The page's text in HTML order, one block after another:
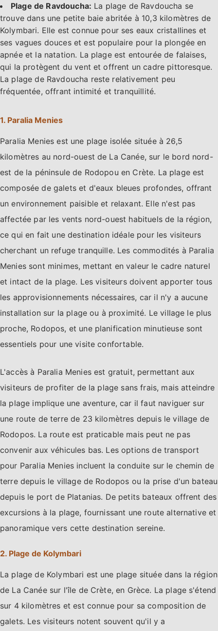
Plage de Ravdoucha: La plage de Ravdoucha se
trouve dans une petite baie abritée à 10,3 kilomètres de
Kolymbari. Elle est connue pour ses eaux cristallines et
ses vagues douces et est populaire pour la plongée en
apnée et la natation. La plage est entourée de falaises,
qui la protègent du vent et offrent un cadre pittoresque.
La plage de Ravdoucha reste relativement peu
fréquentée, offrant intimité et tranquillité.
1. Paralia Menies
Paralia Menies est une plage isolée située à 26,5
kilomètres au nord-ouest de La Canée, sur le bord nord-
est de la péninsule de Rodopou en Crète. La plage est
composée de galets et d'eaux bleues profondes, offrant
un environnement paisible et relaxant. Elle n'est pas
affectée par les vents nord-ouest habituels de la région,
ce qui en fait une destination idéale pour les visiteurs
cherchant un refuge tranquille. Les commodités à Paralia
Menies sont minimes, mettant en valeur le cadre naturel
et intact de la plage. Les visiteurs doivent apporter tous
les approvisionnements nécessaires, car il n'y a aucune
installation sur la plage ou à proximité. Le village le plus
proche, Rodopos, et une planification minutieuse sont
essentiels pour une visite confortable.
L'accès à Paralia Menies est gratuit, permettant aux
visiteurs de profiter de la plage sans frais, mais atteindre
la plage implique une aventure, car il faut naviguer sur
une route de terre de 23 kilomètres depuis le village de
Rodopos. La route est praticable mais peut ne pas
convenir aux véhicules bas. Les options de transport
pour Paralia Menies incluent la conduite sur le chemin de
terre depuis le village de Rodopos ou la prise d'un bateau
depuis le port de Platanias. De petits bateaux offrent des
excursions à la plage, fournissant une route alternative et
panoramique vers cette destination sereine.
2. Plage de Kolymbari
La plage de Kolymbari est une plage située dans la région
de La Canée sur l'île de Crète, en Grèce. La plage s'étend
sur 4 kilomètres et est connue pour sa composition de
galets. Les visiteurs notent souvent qu'il y a